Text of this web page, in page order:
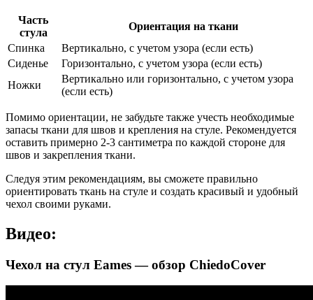
Часть
стула
Ориентация на ткани
Спинка
Вертикально, с учетом узора (если есть)
Сиденье
Горизонтально, с учетом узора (если есть)
Ножки
Вертикально или горизонтально, с учетом узора
(если есть)
Помимо ориентации, не забудьте также учесть необходимые
запасы ткани для швов и крепления на стуле. Рекомендуется
оставить примерно 2-3 сантиметра по каждой стороне для
швов и закрепления ткани.
Следуя этим рекомендациям, вы сможете правильно
ориентировать ткань на стуле и создать красивый и удобный
чехол своими руками.
Видео:
Чехол на стул Eames — обзор ChiedoCover